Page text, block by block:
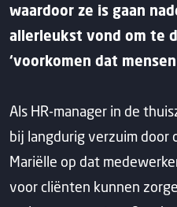
waardoor ze is gaan
allerleukst vond om te
‘voorkomen dat
Als HR-manager in de
bij langdurig verzuim door
Mariëlle op dat
voor cliënten kunnen